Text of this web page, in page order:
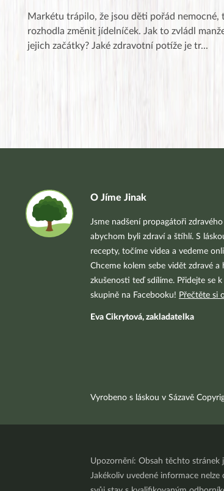
Markétu trápilo, že jsou děti pořád nemocné,
rozhodla změnit jídelníček. Jak to zvládl
jejich začátky? Jaké zdravotní potíže je tr...
O Jíme Jinak
Jsme nadšení propagátoři
abychom byli zdraví a štíhlí. S
recepty, točíme videa a vedeme
Chceme kolem sebe vidět zdravé a
zkušenosti teď sdílíme. Přidejte se
skupině na Facebooku! Přečtěte si
Eva Cikrytová, zakladatelka
Vyrobeno s láskou v Sázavě
Upozornění: Obsah těchto stránek
Jakékoliv uvedené informace